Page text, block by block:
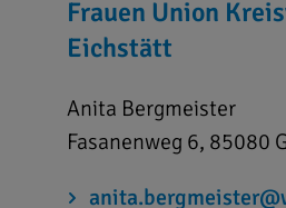
Frauen Union
Eichstätt
Anita Bergmeister
Fasanenweg 6, 85080